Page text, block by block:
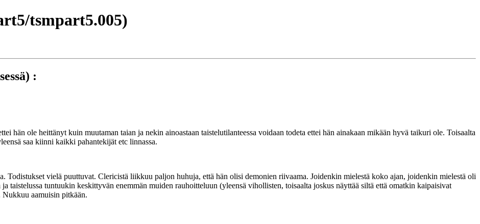
tsmpart5.005)
:
hän ole heittänyt kuin muutaman taian ja nekin ainoastaan taistelutilanteessa voidaan todeta ettei hän ainakaan mikään hyvä taikuri ole. Toisaalta
saa kiinni kaikki pahantekijät etc linnassa.
Todistukset vielä puuttuvat. Clericistä liikkuu paljon huhuja, että hän olisi demonien riivaama. Joidenkin mielestä koko ajan, joidenkin mielestä oli
taistelussa tuntuukin keskittyvän enemmän muiden rauhoitteluun (yleensä vihollisten, toisaalta joskus näyttää siltä että omatkin kaipaisivat
Nukkuu aamuisin pitkään.